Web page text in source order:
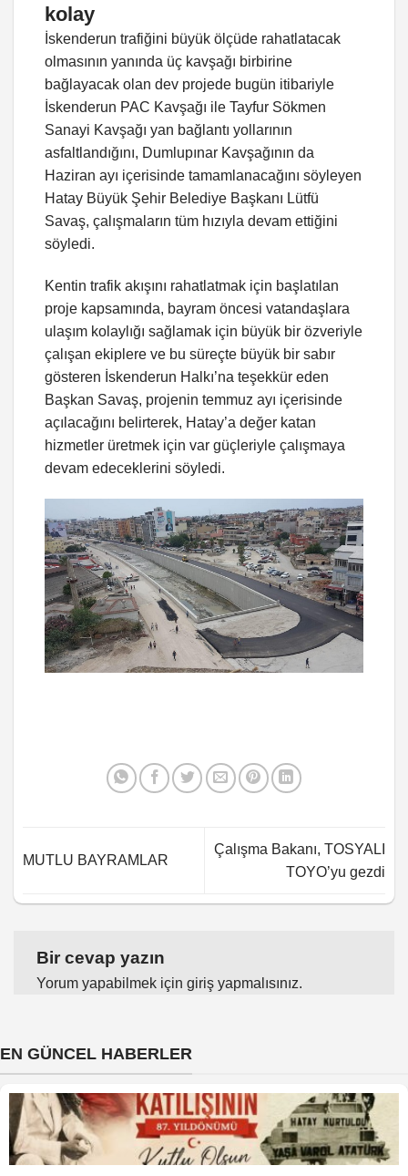
kolay
İskenderun trafiğini büyük ölçüde rahatlatacak
olmasının yanında üç kavşağı birbirine
bağlayacak olan dev projede bugün itibariyle
İskenderun PAC Kavşağı ile Tayfur Sökmen
Sanayi Kavşağı yan bağlantı yollarının
asfaltlandığını, Dumlupınar Kavşağının da
Haziran ayı içerisinde tamamlanacağını söyleyen
Hatay Büyük Şehir Belediye Başkanı Lütfü
Savaş, çalışmaların tüm hızıyla devam ettiğini
söyledi.
Kentin trafik akışını rahatlatmak için başlatılan
proje kapsamında, bayram öncesi vatandaşlara
ulaşım kolaylığı sağlamak için büyük bir özveriyle
çalışan ekiplere ve bu süreçte büyük bir sabır
gösteren İskenderun Halkı’na teşekkür eden
Başkan Savaş, projenin temmuz ayı içerisinde
açılacağını belirterek, Hatay’a değer katan
hizmetler üretmek için var güçleriyle çalışmaya
devam edeceklerini söyledi.
MUTLU BAYRAMLAR
Çalışma Bakanı, TOSYALI
TOYO’yu gezdi
Bir cevap yazın
Yorum yapabilmek için giriş yapmalısınız.
EN GÜNCEL HABERLER